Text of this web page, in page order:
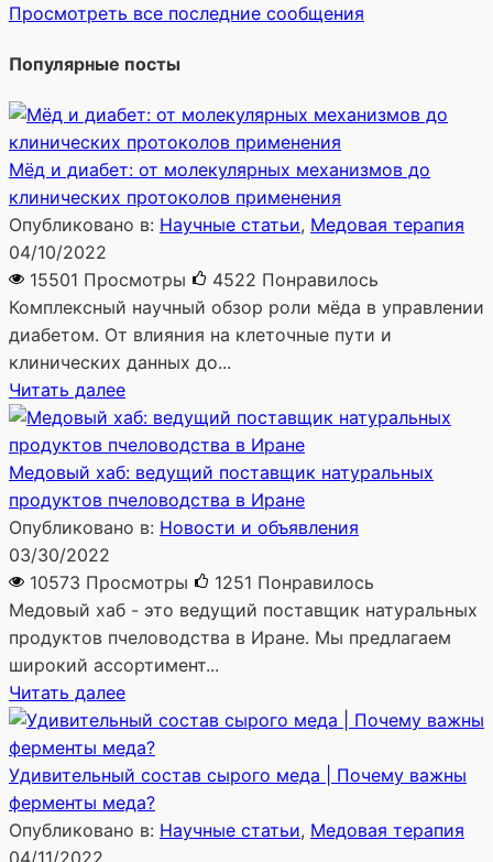
Просмотреть все последние сообщения
Популярные посты
Мёд и диабет: от молекулярных механизмов до
клинических протоколов применения
Опубликовано в: Научные статьи, Медовая терапия
04/10/2022
15501 Просмотры
4522 Понравилось
Комплексный научный обзор роли мёда в управлении
диабетом. От влияния на клеточные пути и
клинических данных до...
Читать далее
Медовый хаб: ведущий поставщик натуральных
продуктов пчеловодства в Иране
Опубликовано в: Новости и объявления
03/30/2022
10573 Просмотры
1251 Понравилось
Медовый хаб - это ведущий поставщик натуральных
продуктов пчеловодства в Иране. Мы предлагаем
широкий ассортимент...
Читать далее
Удивительный состав сырого меда | Почему важны
ферменты меда?
Опубликовано в: Научные статьи, Медовая терапия